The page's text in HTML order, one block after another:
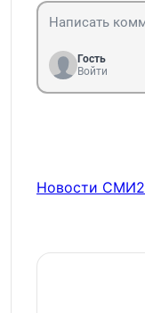
Гость
Войти
Новости СМИ2